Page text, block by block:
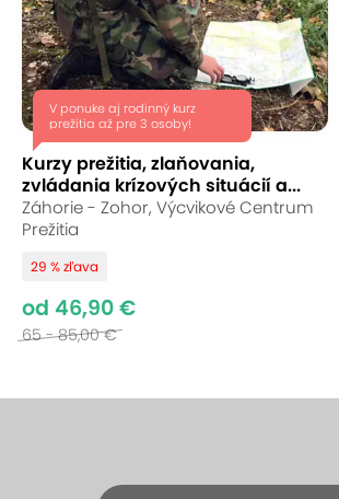
V ponuke aj rodinný kurz
prežitia až pre 3 osoby!
Kurzy prežitia, zlaňovania,
zvládania krízových situácií a...
Záhorie - Zohor, Výcvikové Centrum
Prežitia
29 % zľava
od 46,90 €
65 - 85,00 €